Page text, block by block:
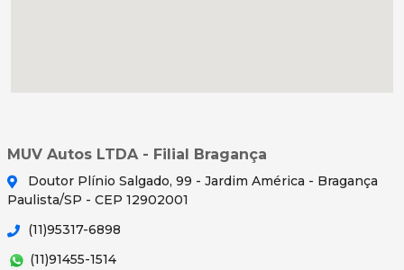
MUV Autos LTDA - Filial Bragança
Doutor Plínio Salgado, 99 - Jardim América - Bragança
Paulista/SP - CEP 12902001
(11)95317-6898
(11)91455-1514